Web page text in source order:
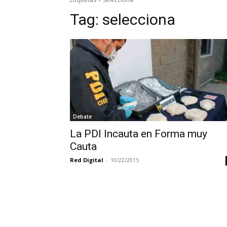
Tag: selecciona
Debate
La PDI Incauta en Forma muy
Cauta
Red Digital - 10/22/2015